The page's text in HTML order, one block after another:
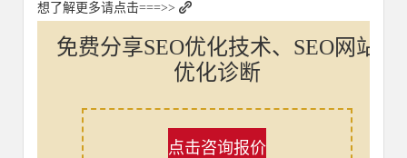
想了解更多请点击===>>
免费分享SEO优化技术、SEO网站
优化诊断
点击咨询报价